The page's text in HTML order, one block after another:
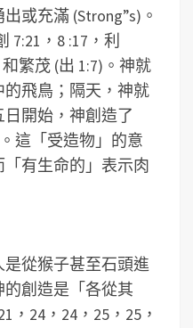
或充滿 (Strong”s)。
，8 :17，利
繁茂 (出 1:7)。神就
飛鳥；隔天，神就
開始，神創造了
這「受造物」的意
有生命的」表示肉
從猴子甚至石頭進
創造是「各從其
，24，24，25，25，